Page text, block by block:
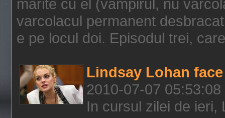
marite cu el (vampirul, nu
varcolacul permanent
e pe locul doi. Episodul trei,
Lindsay Lohan
2010-07-07 05:53:08
In cursul zilei de ieri,